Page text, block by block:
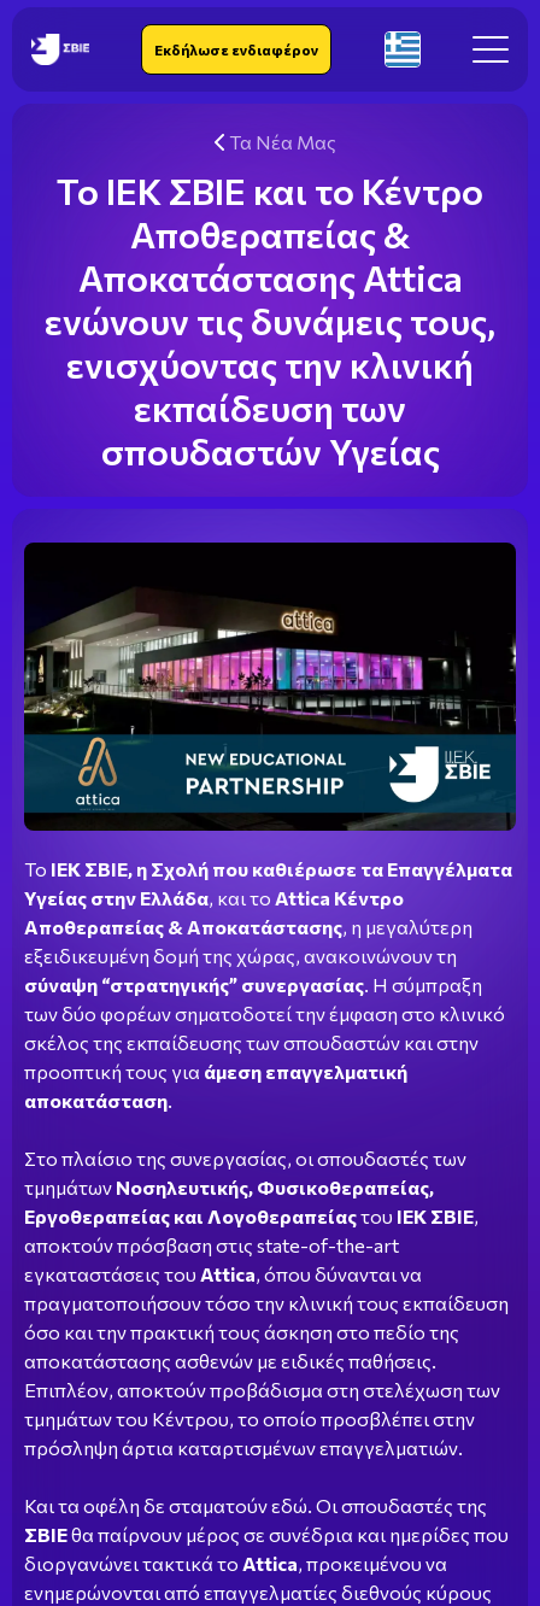
IEK SBIE Εκδήλωσε ενδιαφέρον
El
Τα Νέα Μας
Το ΙΕΚ ΣΒΙΕ και το Κέντρο
Αποθεραπείας &
Αποκατάστασης Attica
ενώνουν τις δυνάμεις τους,
ενισχύοντας την κλινική
εκπαίδευση των
σπουδαστών Υγείας
Το ΙΕΚ ΣΒΙΕ, η Σχολή που καθιέρωσε τα Επαγγέλματα
Υγείας στην Ελλάδα, και το Attica Κέντρο
Αποθεραπείας & Αποκατάστασης, η μεγαλύτερη
εξειδικευμένη δομή της χώρας, ανακοινώνουν τη
σύναψη “στρατηγικής” συνεργασίας. Η σύμπραξη
των δύο φορέων σηματοδοτεί την έμφαση στο κλινικό
σκέλος της εκπαίδευσης των σπουδαστών και στην
προοπτική τους για άμεση επαγγελματική
αποκατάσταση.
Στο πλαίσιο της συνεργασίας, οι σπουδαστές των
τμημάτων Νοσηλευτικής, Φυσικοθεραπείας,
Εργοθεραπείας και Λογοθεραπείαςτου ΙΕΚ ΣΒΙΕ,
αποκτούν πρόσβαση στις state-of-the-art
εγκαταστάσεις του Attica, όπου δύνανται να
πραγματοποιήσουν τόσο την κλινική τους εκπαίδευση
όσο και την πρακτική τους άσκηση στο πεδίο της
αποκατάστασης ασθενών με ειδικές παθήσεις.
Επιπλέον, αποκτούν προβάδισμα στη στελέχωση των
τμημάτων του Κέντρου, το οποίο προσβλέπει στην
πρόσληψη άρτια καταρτισμένων επαγγελματιών.
Και τα οφέλη δε σταματούν εδώ. Οι σπουδαστές της
ΣΒΙΕθα παίρνουν μέρος σε συνέδρια και ημερίδες που
διοργανώνει τακτικά το Attica, προκειμένου να
ενημερώνονται από επαγγελματίες διεθνούς κύρους